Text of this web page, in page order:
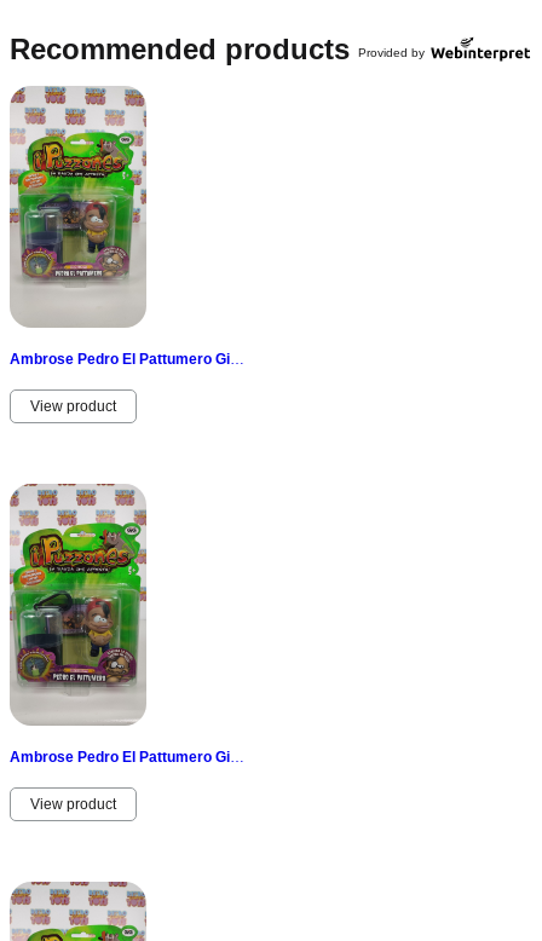
Recommended products Provided by
Ambrose Pedro El Pattumero GiG les Frères Cireur Odeur New Vintage Bin Violet
View product
Ambrose Pedro El Pattumero GiG les Frères Cireur Odeur New Vintage Bin Noir 2010
View product